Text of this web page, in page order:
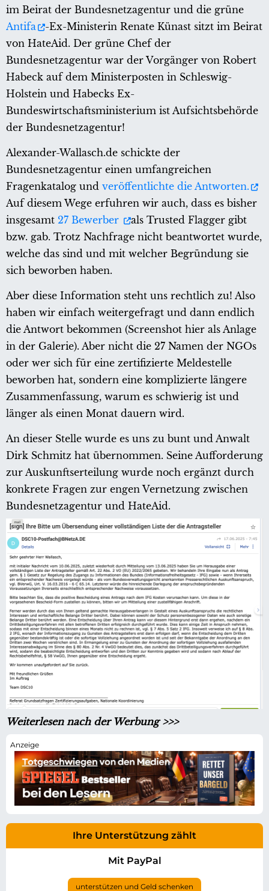
im Beirat der Bundesnetzagentur und die grüne
Antifa
-Ex-Ministerin Renate Künast sitzt im Beirat
von HateAid. Der grüne Chef der
Bundesnetzagentur war der Vorgänger von Robert
Habeck auf dem Ministerposten in Schleswig-
Holstein und Habecks Ex-
Bundeswirtschaftsministerium ist Aufsichtsbehörde
der Bundesnetzagentur!
Alexander-Wallasch.de schickte der
Bundesnetzagentur einen umfangreichen
Fragenkatalog und veröffentlichte die Antworten.
Auf diesem Wege erfuhren wir auch, dass es bisher
insgesamt 27 Bewerber
als Trusted Flagger gibt
bzw. gab. Trotz Nachfrage nicht beantwortet wurde,
welche das sind und mit welcher Begründung sie
sich beworben haben.
Aber diese Information steht uns rechtlich zu! Also
haben wir einfach weitergefragt und dann endlich
die Antwort bekommen (Screenshot hier als Anlage
in der Galerie). Aber nicht die 27 Namen der NGOs
oder wer sich für eine zertifizierte Meldestelle
beworben hat, sondern eine komplizierte längere
Zusammenfassung, warum es schwierig ist und
länger als einen Monat dauern wird.
An dieser Stelle wurde es uns zu bunt und Anwalt
Dirk Schmitz hat übernommen. Seine Aufforderung
zur Auskunftserteilung wurde noch ergänzt durch
konkrete Fragen zur engen Vernetzung zwischen
Bundesnetzagentur und HateAid.
Weiterlesen nach der Werbung >>>
Ihre Unterstützung zählt
Mit PayPal
unterstützen und Geld schenken